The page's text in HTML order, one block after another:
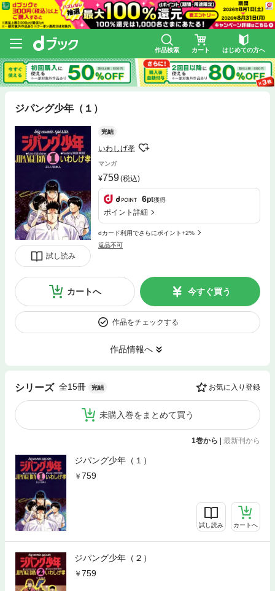
作品検索 カート はじめての方へ
ジパング少年（１）
試し読み
完結
いわしげ孝
マンガ
759(税込)
6pt獲得
ポイント詳細
dカード利用でさらにポイント+2%
返品不可
カートへ 今すぐ買う
作品をチェックする
作品情報へ
シリーズ 全15冊 完結 お気に入り登録
未購入巻をまとめて買う
1巻から 最新刊から
ジパング少年（１）
759
試し読み カートへ
ジパング少年（２）
759